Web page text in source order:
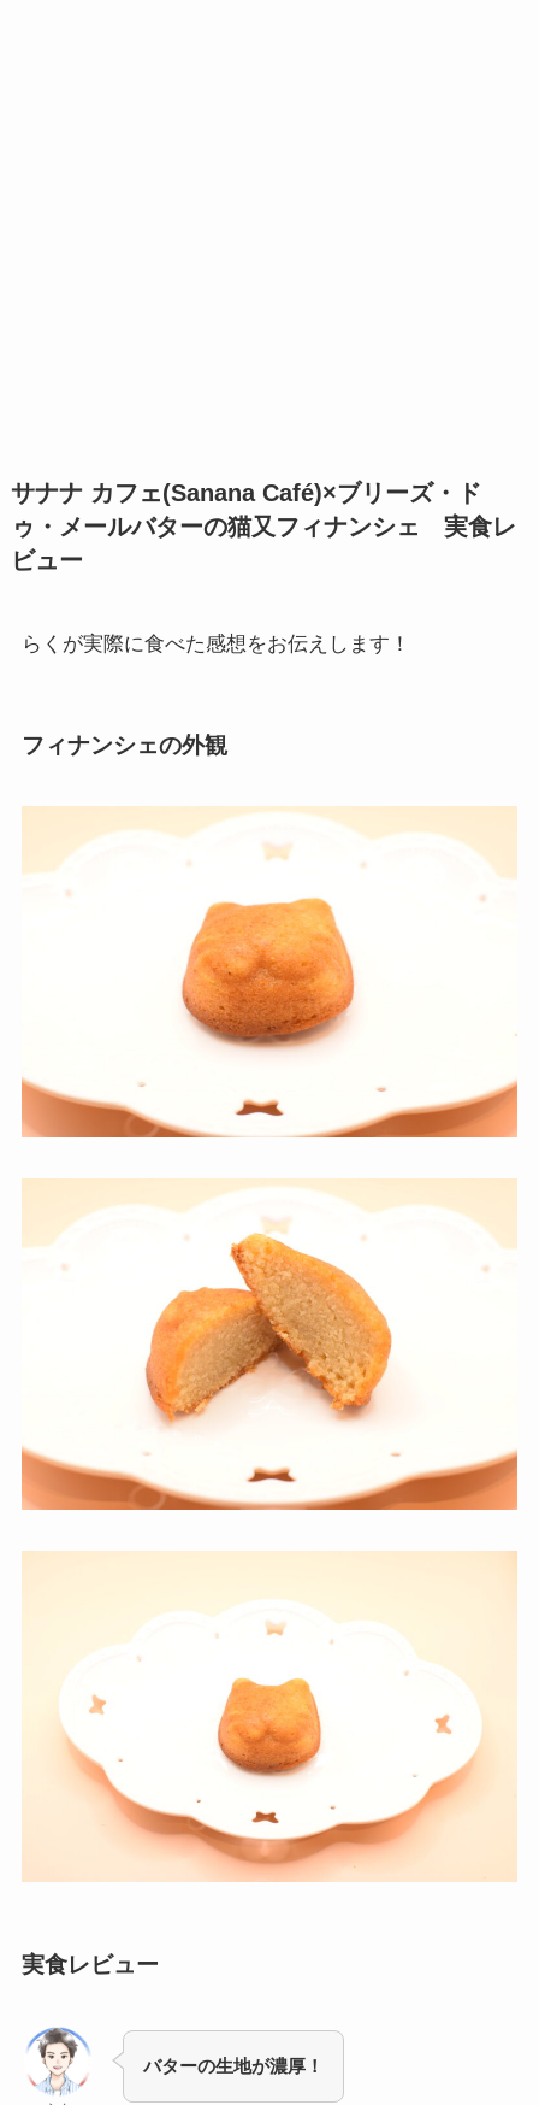
サナナ カフェ(Sanana Café)×ブリーズ・ド
ゥ・メールバターの猫又フィナンシェ 実食レ
ビュー
らくが実際に食べた感想をお伝えします！
フィナンシェの外観
実食レビュー
バターの生地が濃厚！